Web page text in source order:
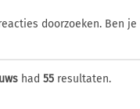
doorzoeken. Ben
had 55 resultaten.